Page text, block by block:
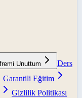
Unuttum
Ders
Garantili Eğitim
Gizlilik Politikası